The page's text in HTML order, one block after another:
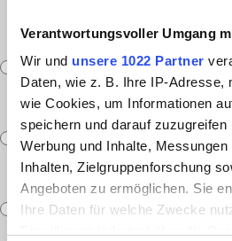
Verantwortungsvoller Umgang
Wir und unsere 1022 Partner
Daten, wie z. B. Ihre IP-Adresse,
wie Cookies, um Informationen
speichern und darauf
Werbung und Inhalte,
Inhalten, Zielgruppenforschung
Angeboten zu ermöglichen. Sie
Ihre Daten für welche Zwecke
Armlehne.
Armlehne 01, B 32 cm
Armlehne 02, B 32 cm